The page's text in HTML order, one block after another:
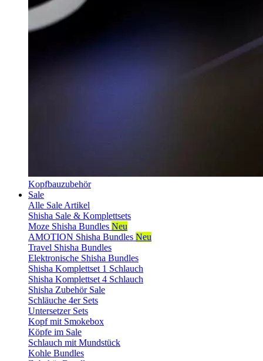
Kopfbauzubehör
Sale
Alle Sale Artikel
Shisha Sale & Komplettsets
Moze Shisha Bundles Neu
AMOTION Shisha Bundles Neu
Travel Shisha Bundles
Elektronische Shisha Bundles
Shisha Komplettset 1 Schlauch
Shisha Komplettset 4 Schlauch
Shisha Zubehör Sale
Schläuche 4er Sets
Untersetzer Sets
Kopf mit Smokebox
Köpfe im Sale
Schlauch mit Mundstück
Kohle Bundles